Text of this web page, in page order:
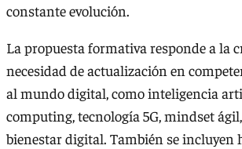
constante evolución.
La propuesta formativa responde a la
necesidad de actualización en
al mundo digital, como inteligencia
computing, tecnología 5G, mindset
bienestar digital. También se incluyen